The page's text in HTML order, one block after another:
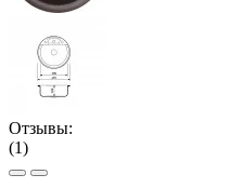
Отзывы:
(1)